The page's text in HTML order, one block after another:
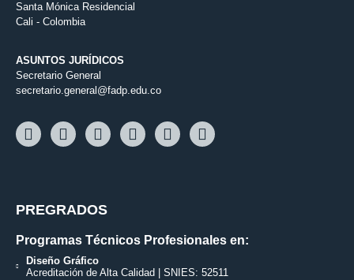
Santa Mónica Residencial
Cali - Colombia
ASUNTOS JURÍDICOS
Secretario General
secretario.general@fadp.edu.co
PREGRADOS
Programas Técnicos Profesionales en:
Diseño Gráfico
Acreditación de Alta Calidad | SNIES: 52511